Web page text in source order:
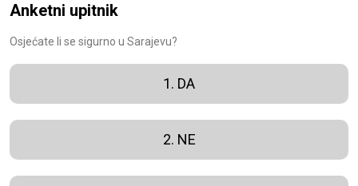
Anketni upitnik
Osjećate li se sigurno u Sarajevu?
1. DA
2. NE